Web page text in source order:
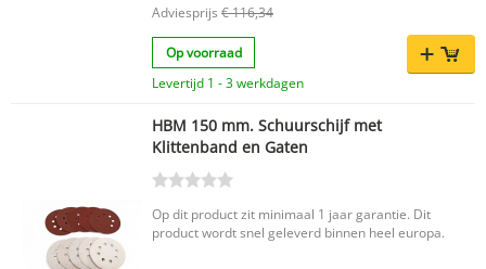
snelheid voor een gelijkmatig resultaat. Dankzij
het grote, stevige en comfortabele handvat kun
je prettig en gecontroleerd blijven werken. Na
gebruik berg je de machine netjes op in de
meegeleverde opbergkoffer, zodat deze schoon
naar elke klus. Belangrijkste voordelen Geschikt
voor beton, tegels en steen Schoon, stofvrij en
eenvoudig schuren Constante snelheid voor een
gelijkmatig resultaat Groot, stevig en
comfortabel handvat voor nauwkeurig werken
Inclusief opbergkoffer voor veilig opbergen en
eenvoudig meenemen Productkenmerken Merk:
Adviesprijs € 116,34
Op voorraad
Levertijd 1 - 3 werkdagen
HBM 150 mm. Schuurschijf met
Klittenband en Gaten
Op dit product zit minimaal 1 jaar garantie. Dit
product wordt snel geleverd binnen heel europa.